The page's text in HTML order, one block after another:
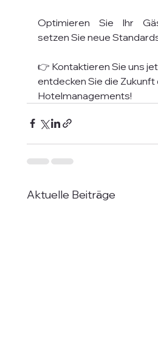
Optimieren Sie Ihr
setzen Sie neue
👉 Kontaktieren Sie uns
entdecken Sie die Zukunft
Hotelmanagements!
Aktuelle Beiträge